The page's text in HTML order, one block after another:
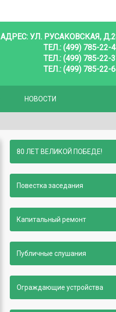
АДРЕС: УЛ. РУСАКОВСКАЯ,
ТЕЛ.: (499) 785-22-
ТЕЛ.: (499) 785-22-
ТЕЛ.: (499) 785-22-
НОВОСТИ
80 ЛЕТ ВЕЛИКОЙ ПОБЕДЕ!
Повестка заседания
Капитальный ремонт
Публичные слушания
Ограждающие устройства